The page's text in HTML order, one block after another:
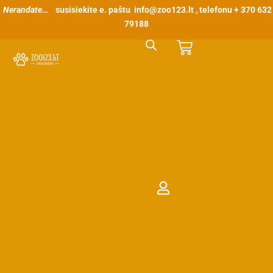
Pereiti
Nerandate… susisiekite e. paštu info@zoo123.lt , telefonu + 370 632
79188
Cart